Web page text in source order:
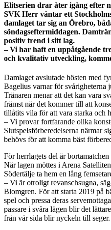
Elitserien drar åter igång efter
SVK Herr väntar ett
damlaget tar sig an Örebro,
söndagseftermiddagen.
positiv trend i sitt lag.
– Vi har haft en uppåtgående
och kvalitativ utveckling,
Damlaget avslutade hösten med
Bagelius varnar för svårigheterna
Tränaren menar att det kan vara
främst när det kommer till att
tillåtits vila för att vara starka och
– Vi provar fortfarande olika
Slutspelsförberedelserna närmar
behövs för att komma bäst
För herrlagets del är
När lagen möttes i Arena
Södertälje ta hem en lång
– Vi är otroligt revanschsugna,
Blomgren. För att starta 2019 på
spel och pressa deras
passare i svåra lägen blir det
från vår sida blir nyckeln till seger.